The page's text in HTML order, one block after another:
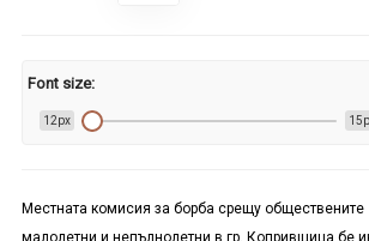
Font size:
12px
Местната комисия за борба срещу